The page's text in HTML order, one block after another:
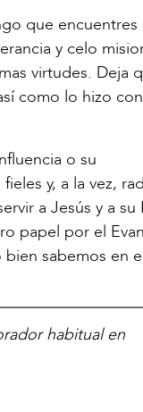
que encuentres
y celo
virtudes. Deja
como lo hizo
o su
y, a la vez,
a Jesús y a su
papel por el
sabemos en
habitual en